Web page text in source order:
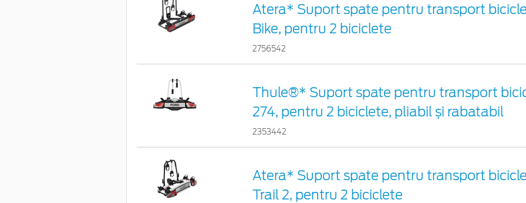
Atera* Suport spate pentru transport
Bike, pentru 2 biciclete
2756542
Thule®* Suport spate pentru transport
274, pentru 2 biciclete, pliabil și rabatabil
2353442
Atera* Suport spate pentru transport
Trail 2, pentru 2 biciclete